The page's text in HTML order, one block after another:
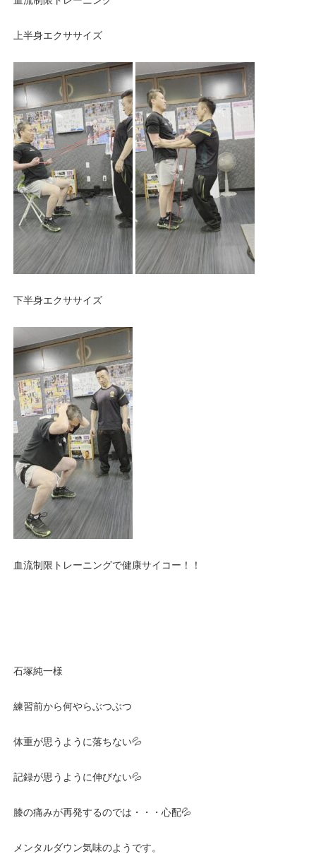
上半身エクササイズ
下半身エクササイズ
血流制限トレーニングで健康サイコー！！
石塚純一様
練習前から何やらぶつぶつ
体重が思うように落ちない💦
記録が思うように伸びない💦
膝の痛みが再発するのでは・・・心配💦
メンタルダウン気味のようです。